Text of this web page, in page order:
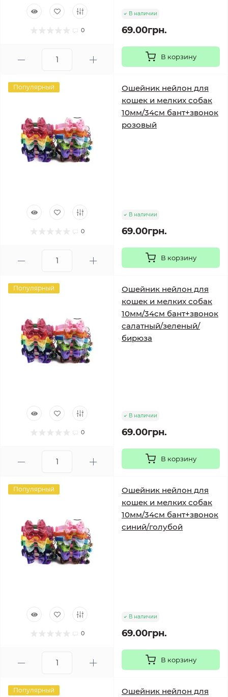
0
В наличии
69.00грн.
В корзину
Популярный
0
Ошейник нейлон для
кошек и мелких собак
10мм/34см бант+звонок
розовый
В наличии
69.00грн.
В корзину
Популярный
0
Ошейник нейлон для
кошек и мелких собак
10мм/34см бант+звонок
салатный/зеленый/
бирюза
В наличии
69.00грн.
В корзину
Популярный
0
Ошейник нейлон для
кошек и мелких собак
10мм/34см бант+звонок
синий/голубой
В наличии
69.00грн.
В корзину
Популярный Ошейник нейлон для